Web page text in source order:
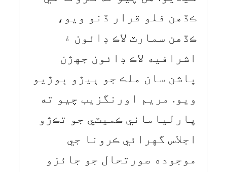
ڪڏهن فلو قرار ڏنو ويو،
ڪڏهن سمارٽ لاڪ ڊائون ۽
اشرافيه لاڪ ڊائون جهڙن
ڀاشن سان ملڪ جو ٻيڙو ٻوڙيو
ويو. مريم اورنگزيب چيو ته
پارلياماني ڪميٽي جو تڪڙو
اجلاس گهرائي ڪرونا جي
موجوده صورتحال جو جائزو